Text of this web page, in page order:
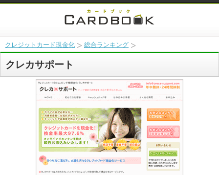
クレジットカード現金化 総合ランキング
クレカサポート